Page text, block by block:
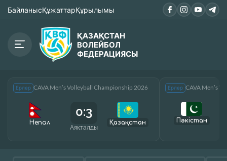
БайланысҚұжаттарҚұрылымы
ҚАЗАҚСТАН
ВОЛЕЙБОЛ
ФЕДЕРАЦИЯСЫ
Ерлер CAVA Men’s Volleyball Championship 2026
Непал
0:3
Аяқталды
Қазақcтан
Ерлер CAVA Men’s
Пәкістан